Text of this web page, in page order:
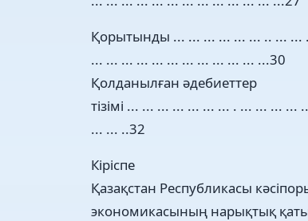
Қорытынды ... ... ... ... ... ... .. ... ...
... ... ... ... ... ... ... ... ... ... ... ...30
Қолданылған әдебиеттер
тізімі ... ... ... ... ... ... ... . ... ... ... ...
... ... ..32
Кіріспе
Қазақстан Республикасы
экономикасының нарықтық